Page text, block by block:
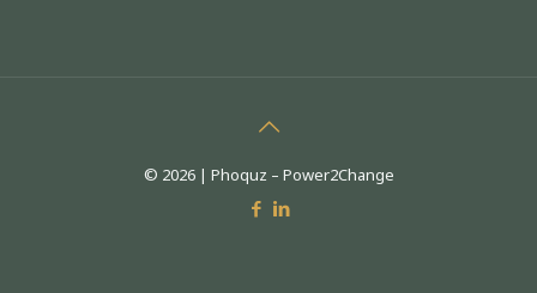
© 2026 | Phoquz – Power2Change